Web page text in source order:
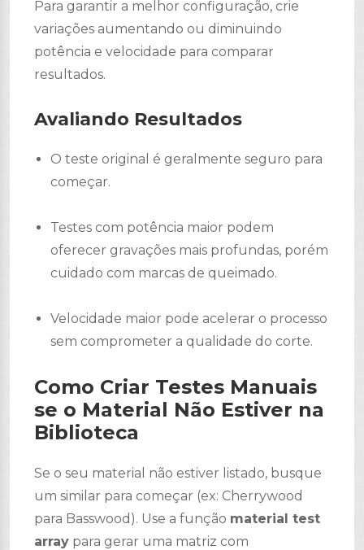
Para garantir a melhor configuração, crie
variações aumentando ou diminuindo
potência e velocidade para comparar
resultados.
Avaliando Resultados
O teste original é geralmente seguro para
começar.
Testes com potência maior podem
oferecer gravações mais profundas, porém
cuidado com marcas de queimado.
Velocidade maior pode acelerar o processo
sem comprometer a qualidade do corte.
Como Criar Testes Manuais
se o Material Não Estiver na
Biblioteca
Se o seu material não estiver listado, busque
um similar para começar (ex: Cherrywood
para Basswood). Use a função material test
array para gerar uma matriz com